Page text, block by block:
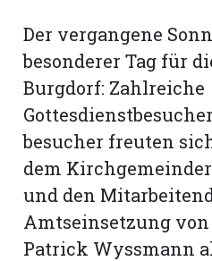
Der vergangene
besonderer Tag für
Burgdorf: Zahlreiche
besucher freuten
dem
und den
Amtseinsetzung
Patrick Wyssmann